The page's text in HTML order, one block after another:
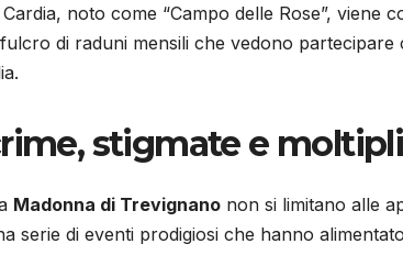
noto come “Campo delle Rose”, viene
di raduni mensili che vedono partecipare
stigmate e
Madonna di Trevignano non si limitano alle
serie di eventi prodigiosi che hanno